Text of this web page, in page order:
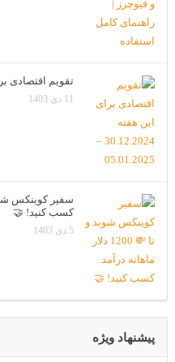
تقویم اقتصادی برای این هفته
11 دی 1403
کسب کنید! 🤝
5 دی 1403
پیشنهاد ویژه